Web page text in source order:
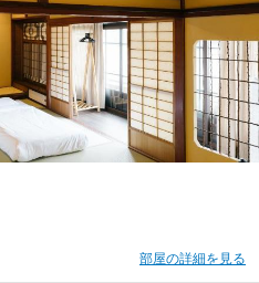
部屋の詳細を見る